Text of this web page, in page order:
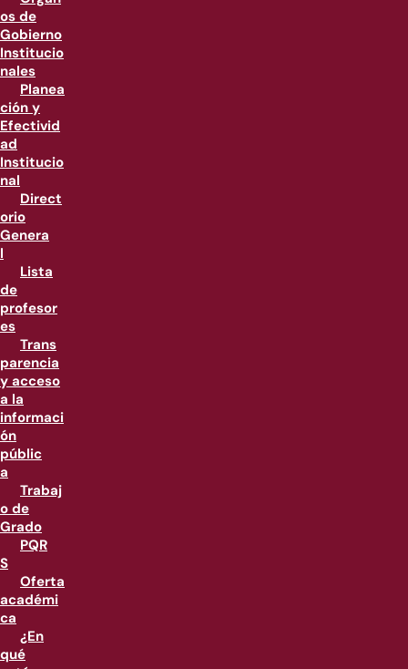
os de
Gobierno
Institucio
nales
Planea
ción y
Efectivid
ad
Institucio
nal
Direct
orio
Genera
l
Lista
de
profesor
es
Trans
parencia
y acceso
a la
informaci
ón
públic
a
Trabaj
o de
Grado
PQR
S
Oferta
académi
ca
¿En
qué